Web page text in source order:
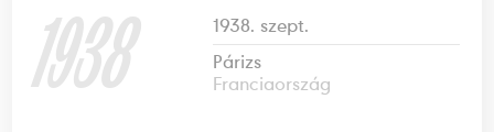
1938
1938. szept.
Párizs
Franciaország